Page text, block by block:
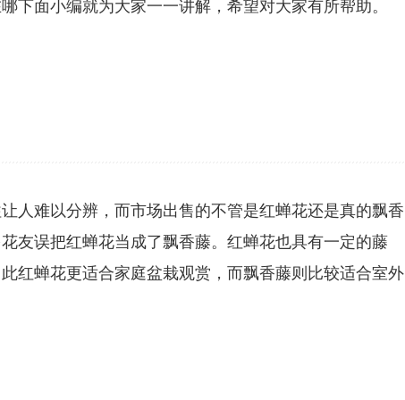
下面小编就为大家一一讲解，希望对大家有所帮助。
人难以分辨，而市场出售的不管是红蝉花还是真的飘香
友误把红蝉花当成了飘香藤。红蝉花也具有一定的藤
红蝉花更适合家庭盆栽观赏，而飘香藤则比较适合室外